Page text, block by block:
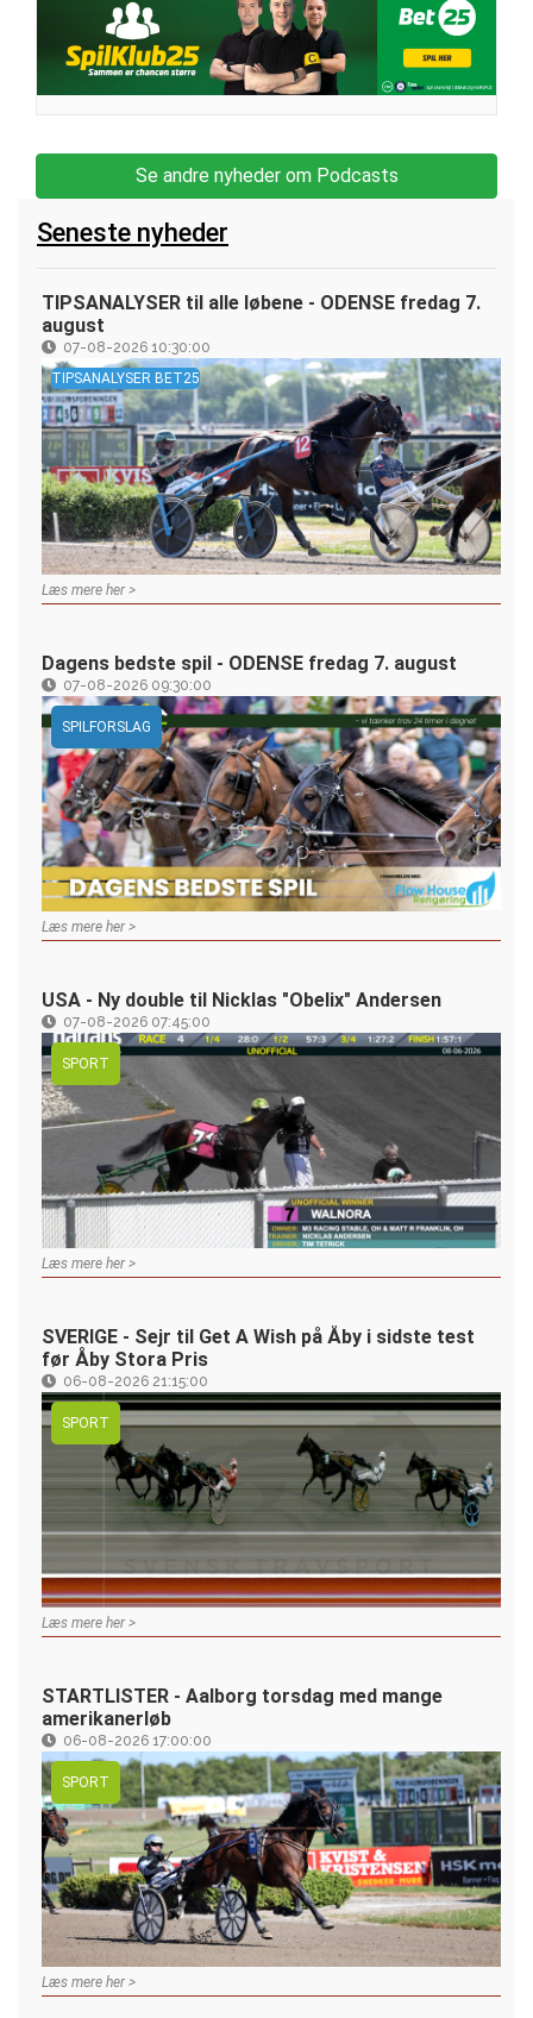
Se andre nyheder om Podcasts
Seneste nyheder
TIPSANALYSER til alle løbene - ODENSE fredag 7.
august
07-08-2026 10:30:00
TIPSANALYSER BET25
Læs mere her >
Dagens bedste spil - ODENSE fredag 7. august
07-08-2026 09:30:00
SPILFORSLAG
Læs mere her >
USA - Ny double til Nicklas "Obelix" Andersen
07-08-2026 07:45:00
SPORT
Læs mere her >
SVERIGE - Sejr til Get A Wish på Åby i sidste test
før Åby Stora Pris
06-08-2026 21:15:00
SPORT
Læs mere her >
STARTLISTER - Aalborg torsdag med mange
amerikanerløb
06-08-2026 17:00:00
SPORT
Læs mere her >